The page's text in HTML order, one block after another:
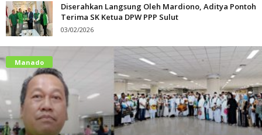
Diserahkan Langsung Oleh Mardiono, Aditya Pontoh
Terima SK Ketua DPW PPP Sulut
03/02/2026
Manado